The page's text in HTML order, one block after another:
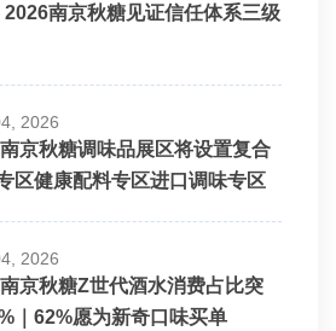
2026南京秋糖见证信任体系三级
2026
京秋糖调味品展区将设置复合
区健康配料专区进口调味专区
2026
京秋糖Z世代酒水消费占比突
｜62%愿为新奇口味买单